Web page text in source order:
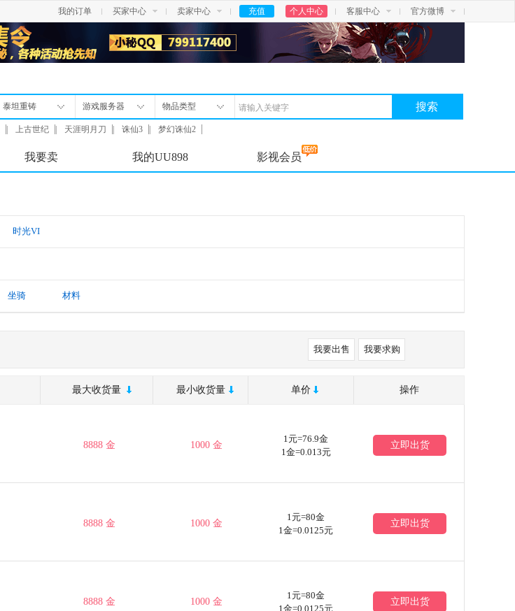
我的订单 买家中心 卖家中心 充值 个人中心 客服中心 官方微博
泰坦重铸 游戏服务器 物品类型 搜索
上古世纪 天涯明月刀 诛仙3 梦幻诛仙2
我要卖 我的UU898 影视会员
时光VI
坐骑 材料
我要出售 我要求购
最大收货量 最小收货量 单价 操作
8888 金 1000 金
1元=76.9金
1金=0.013元
立即出货
8888 金 1000 金
1元=80金
1金=0.0125元
立即出货
8888 金 1000 金
1元=80金
1金=0.0125元
立即出货